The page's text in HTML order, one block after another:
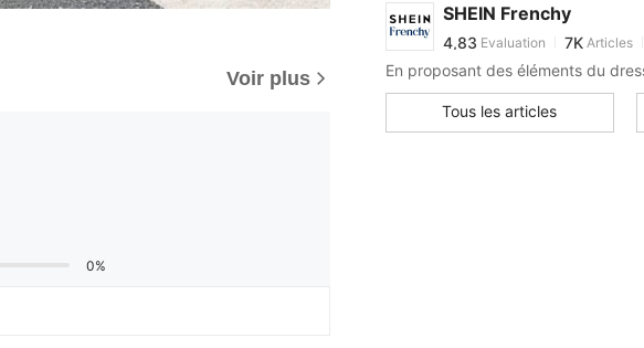
Voir plus
0%
SHEIN Frenchy
7K
m***8est en train de
7K
4,83
7K
4,83
7K
Tous les articles